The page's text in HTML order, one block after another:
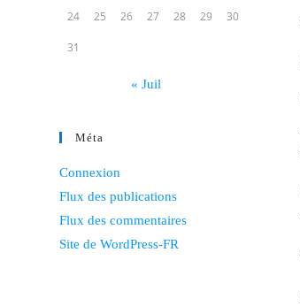
24 25 26 27 28 29 30
31
« Juil
Méta
Connexion
Flux des publications
Flux des commentaires
Site de WordPress-FR